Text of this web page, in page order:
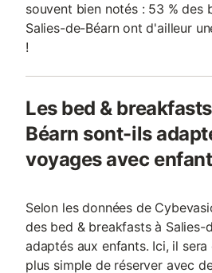
souvent bien notés : 53 % des
Salies-de-Béarn ont d'ailleur
!
Les bed &
Béarn sont-ils
voyages avec
Selon les données de
des bed & breakfasts à Salies-
adaptés aux enfants. Ici, il
plus simple de réserver avec